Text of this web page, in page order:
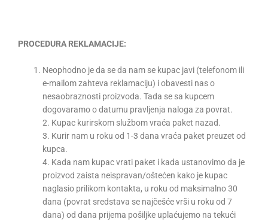
PROCEDURA REKLAMACIJE:
Neophodno je da se da nam se kupac javi (telefonom ili
e-mailom zahteva reklamaciju) i obavesti nas o
nesaobraznosti proizvoda. Tada se sa kupcem
dogovaramo o datumu pravljenja naloga za povrat.
2. Kupac kurirskom službom vraća paket nazad.
3. Kurir nam u roku od 1-3 dana vraća paket preuzet od
kupca.
4. Kada nam kupac vrati paket i kada ustanovimo da je
proizvod zaista neispravan/oštećen kako je kupac
naglasio prilikom kontakta, u roku od maksimalno 30
dana (povrat sredstava se najčešće vrši u roku od 7
dana) od dana prijema pošiljke uplaćujemo na tekući